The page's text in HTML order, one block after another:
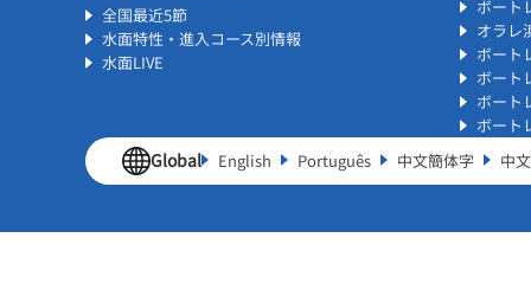
全国最近5節
水面特性・進入コース別情報
水面LIVE
ボート
オラレ
ボート
ボート
ボート
ボート
Global English Português 中文簡体字 中